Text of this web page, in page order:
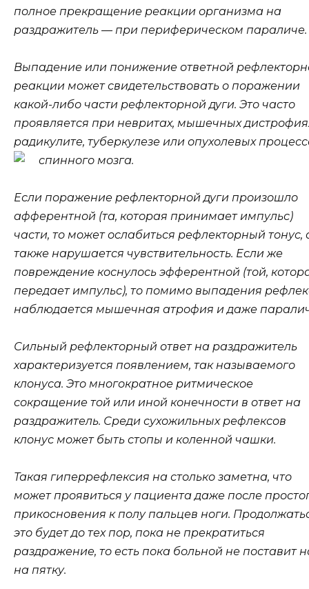
полное прекращение реакции организма на
раздражитель — при периферическом параличе.
Выпадение или понижение ответной
реакции может свидетельствовать о поражении
какой-либо части рефлекторной дуги. Это часто
проявляется при невритах, мышечных
радикулите, туберкулезе или опухолевых
спинного мозга.
Если поражение рефлекторной дуги произошло
афферентной (та, которая принимает импульс)
части, то может ослабиться рефлекторный тонус,
также нарушается чувствительность. Если же
повреждение коснулось эфферентной (той,
передает импульс), то помимо выпадения
наблюдается мышечная атрофия и даже
Сильный рефлекторный ответ на раздражитель
характеризуется появлением, так называемого
клонуса. Это многократное ритмическое
сокращение той или иной конечности в ответ на
раздражитель. Среди сухожильных рефлексов
клонус может быть стопы и коленной чашки.
Такая гиперрефлексия на столько заметна, что
может проявиться у пациента даже после
прикосновения к полу пальцев ноги.
это будет до тех пор, пока не прекратиться
раздражение, то есть пока больной не поставит
на пятку.